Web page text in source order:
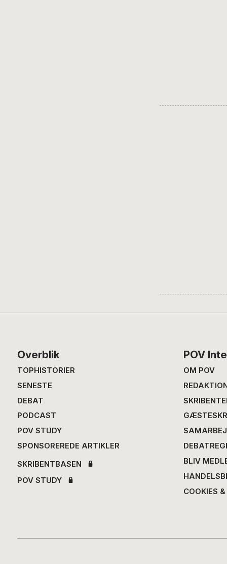
Footer
Overblik
TOPHISTORIER
SENESTE
DEBAT
PODCAST
POV STUDY
SPONSOREREDE ARTIKLER
SKRIBENTBASEN
POV STUDY
POV
OM POV
BLIV
COOKIES